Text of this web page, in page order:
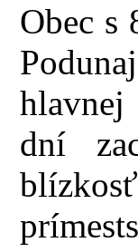
Obec s
hlavnej
dní